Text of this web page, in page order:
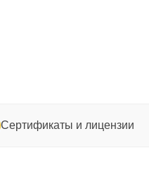
Сертификаты и лицензии